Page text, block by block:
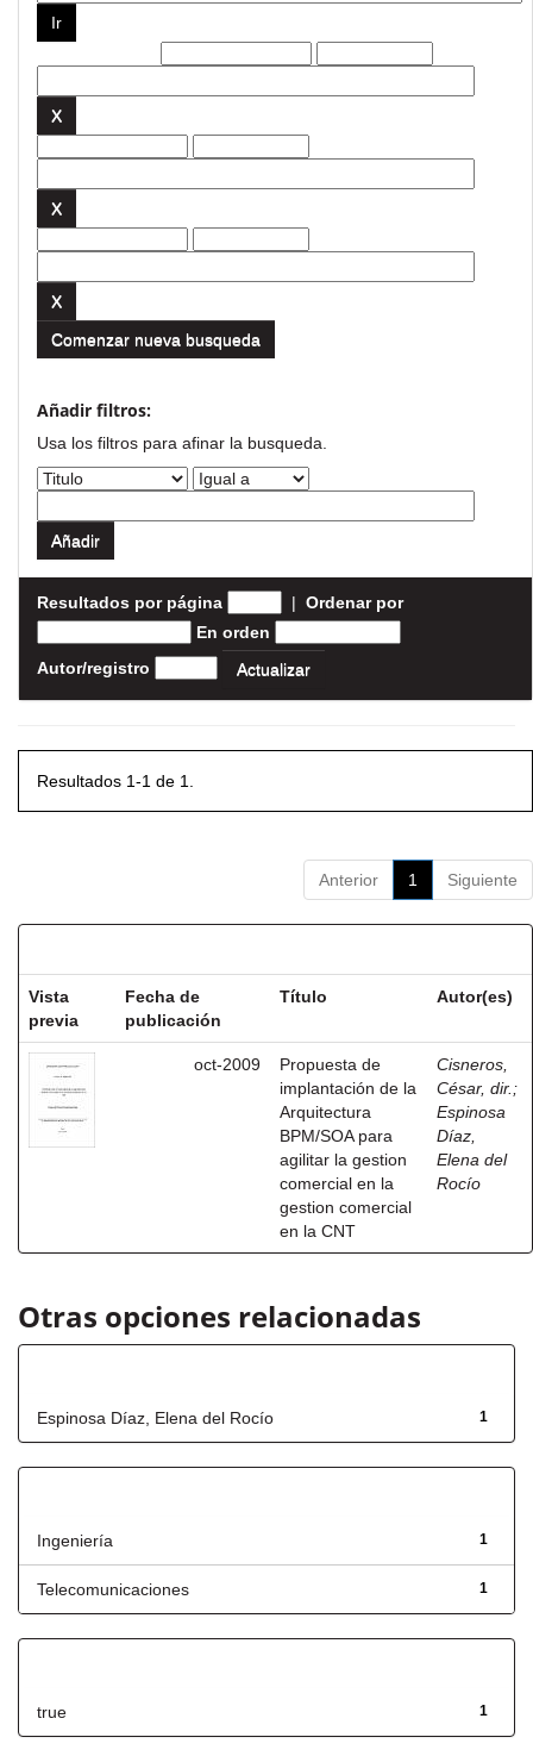
Comenzar nueva busqueda
Añadir filtros:
Usa los filtros para afinar la busqueda.
Resultados por página | Ordenar por
En orden
Autor/registro
Resultados 1-1 de 1.
Anterior 1 Siguiente
Vista
previa
Fecha de
publicación
Título Autor(es)
oct-2009
Propuesta de
implantación de la
Arquitectura
BPM/SOA para
agilitar la gestion
comercial en la
gestion comercial
en la CNT
Cisneros,
César, dir. ;
Espinosa
Díaz,
Elena del
Rocío
Otras opciones relacionadas
1
Espinosa Díaz, Elena del Rocío
1
Ingeniería
1
Telecomunicaciones
1
true